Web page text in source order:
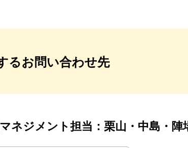
るお問い合わせ先
ネジメント担当：栗山・中島・陣